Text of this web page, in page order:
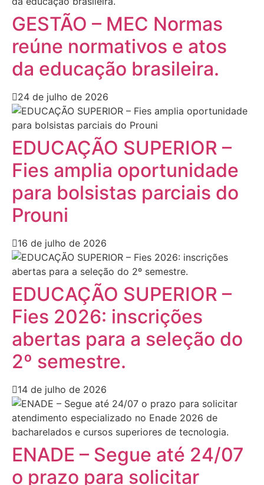
GESTÃO – MEC Normas
reúne normativos e atos
da educação brasileira.
24 de julho de 2026
EDUCAÇÃO SUPERIOR –
Fies amplia oportunidade
para bolsistas parciais do
Prouni
16 de julho de 2026
EDUCAÇÃO SUPERIOR –
Fies 2026: inscrições
abertas para a seleção do
2º semestre.
14 de julho de 2026
ENADE – Segue até 24/07
o prazo para solicitar